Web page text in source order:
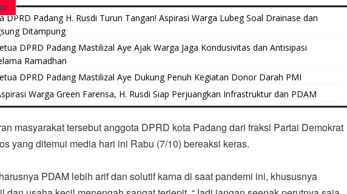
DPRD Padang H. Rusdi Turun Tangan! Aspirasi Warga Lubeg Soal Drainase dan
Ditampung
DPRD Padang Mastilizal Aye Ajak Warga Jaga Kondusivitas dan Antisipasi
Ramadhan
DPRD Padang Mastilizal Aye Dukung Penuh Kegiatan Donor Darah PMI
Warga Green Farensa, H. Rusdi Siap Perjuangkan Infrastruktur dan PDAM
masyarakat tersebut anggota DPRD kota Padang dari fraksi Partai Demokrat
yang ditemui media hari ini Rabu (7/10) bereaksi keras.
PDAM lebih arif dan solutif karna di saat pandemi ini, khususnya